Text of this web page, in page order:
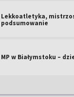
Lekkoatletyka,
podsumowanie
MP w Białymstoku –